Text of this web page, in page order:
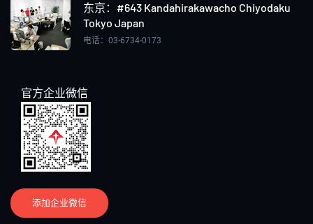
东京：#643 Kandahirakawacho Chiyodaku
Tokyo Japan
电话：03-6734-0173
官方企业微信
添加企业微信